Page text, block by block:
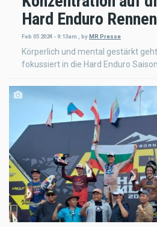
Hard Enduro Rennen
Feb 05 2024 - 9:13am , byMR Presse
Körperlich und mental gestärkt
fokussiert in die Hard Enduro